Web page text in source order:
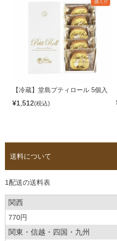
【冷蔵】堂島プティロール 5個入
¥1,512 税込
送料について
1配送の送料表
関西
770円
関東・信越・四国・九州